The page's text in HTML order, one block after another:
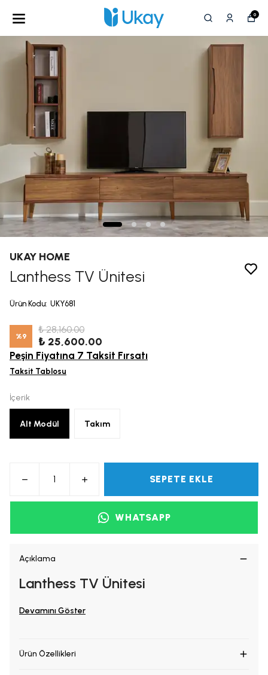
0
UKAY HOME
Lanthess TV Ünitesi
Ürün Kodu: UKY681
%9
₺ 28,160.00
₺ 25,600.00
Peşin Fiyatına 7 Taksit Fırsatı
Taksit Tablosu
İçerik
Alt Modül Takım
SEPETE EKLE
WHATSAPP
Açıklama
Lanthess TV Ünitesi
Devamını Göster
Ürün Özellikleri